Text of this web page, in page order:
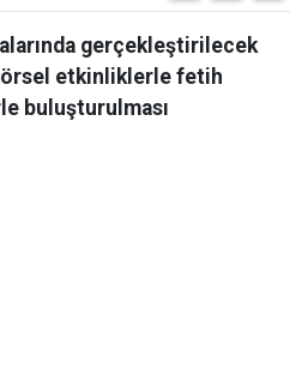
gerçekleştirilecek
etkinliklerle fetih
buluşturulması